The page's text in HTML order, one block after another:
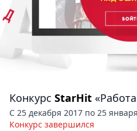
Конкурс StarHit
С 25 декабря 2017 по 25
Конкурс завершился